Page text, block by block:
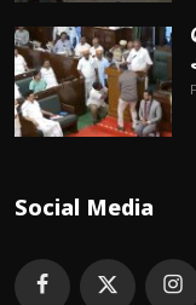
Social Media